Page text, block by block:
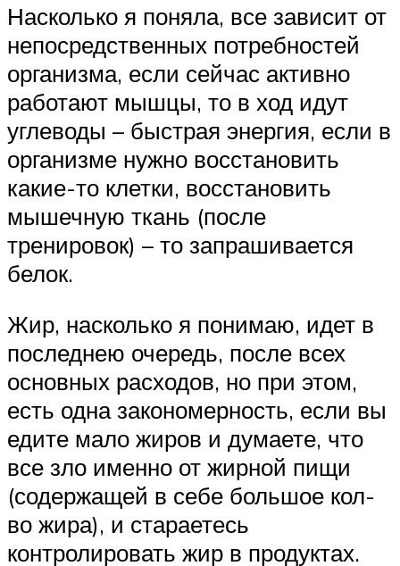
Насколько я поняла, все зависит от
непосредственных потребностей
организма, если сейчас активно
работают мышцы, то в ход идут
углеводы – быстрая энергия, если в
организме нужно восстановить
какие-то клетки, восстановить
мышечную ткань (после
тренировок) – то запрашивается
белок.
Жир, насколько я понимаю, идет в
последнею очередь, после всех
основных расходов, но при этом,
есть одна закономерность, если вы
едите мало жиров и думаете, что
все зло именно от жирной пищи
(содержащей в себе большое кол-
во жира), и стараетесь
контролировать жир в продуктах.